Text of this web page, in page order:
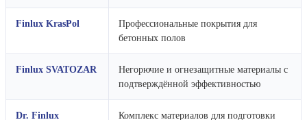
Finlux KrasPol
Профессиональные покрытия для
бетонных полов
Finlux SVATOZAR
Негорючие и огнезащитные материалы с
подтверждённой эффективностью
Dr. Finlux
Комплекс материалов для подготовки